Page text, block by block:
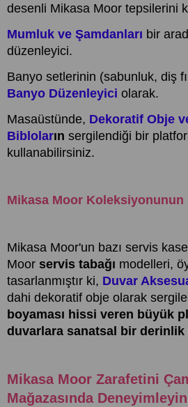
desenli Mikasa Moor tepsilerini
Mumluk ve Şamdanları bir
düzenleyici.
Banyo setlerinin (sabunluk, diş
Banyo Düzenleyici olarak.
Masaüstünde, Dekoratif Obje
Bibloların sergilendiği bir
kullanabilirsiniz.
Mikasa Moor Koleksiyonunun
Mikasa Moor'un bazı servis
Moor servis tabağı modelleri,
tasarlanmıştır ki, Duvar
dahi dekoratif obje olarak
boyaması hissi veren büyük
duvarlara sanatsal bir derinlik
Mikasa Moor Zarafetini
Mağazasında Deneyimleyin